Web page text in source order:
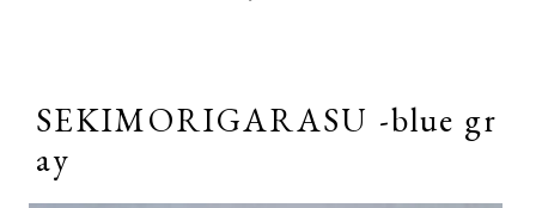
SEKIMORIGARASU -blue gr
ay